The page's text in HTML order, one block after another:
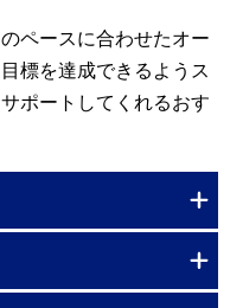
ペースに合わせたオー
標を達成できるようス
ポートしてくれるおす